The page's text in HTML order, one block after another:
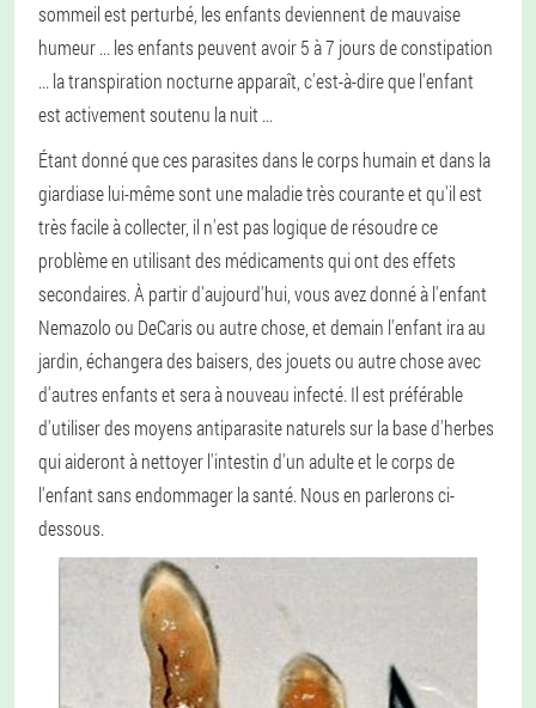
sommeil est perturbé, les enfants deviennent de mauvaise
humeur ... les enfants peuvent avoir 5 à 7 jours de constipation
... la transpiration nocturne apparaît, c'est-à-dire que l'enfant
est activement soutenu la nuit ...
Étant donné que ces parasites dans le corps humain et dans la
giardiase lui-même sont une maladie très courante et qu'il est
très facile à collecter, il n'est pas logique de résoudre ce
problème en utilisant des médicaments qui ont des effets
secondaires. À partir d'aujourd'hui, vous avez donné à l'enfant
Nemazolo ou DeCaris ou autre chose, et demain l'enfant ira au
jardin, échangera des baisers, des jouets ou autre chose avec
d'autres enfants et sera à nouveau infecté. Il est préférable
d'utiliser des moyens antiparasite naturels sur la base d'herbes
qui aideront à nettoyer l'intestin d'un adulte et le corps de
l'enfant sans endommager la santé. Nous en parlerons ci-
dessous.